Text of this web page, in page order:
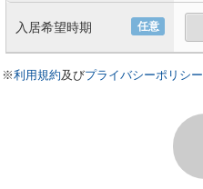
任意
入居希望時期
※利用規約及びプライバシーポリシー